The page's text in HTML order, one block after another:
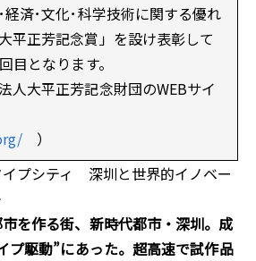
済･文化･科学技術に関する優れ
平正芳記念賞」を設け表彰して
目となります。
人大平正芳記念財団のWEBサイ
）
プシティ 深圳と世界的イノベー
を作る街、新時代都市・深圳。成
プ駆動”にあった。超高速で試作品